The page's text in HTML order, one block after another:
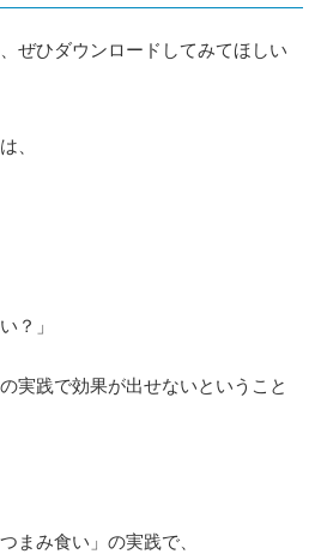
ぜひダウンロードしてみてほしい
、
？」
実践で効果が出せないということ
まみ食い」の実践で、